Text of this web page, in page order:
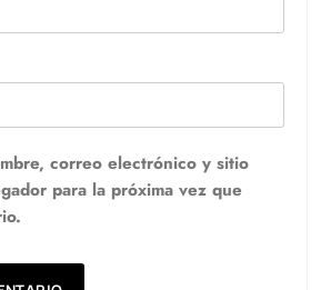
correo electrónico y sitio
para la próxima vez que